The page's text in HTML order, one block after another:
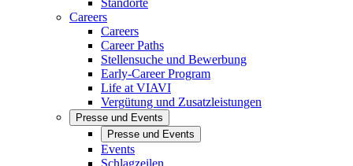
Standorte
Careers
Careers
Career Paths
Stellensuche und Bewerbung
Early-Career Program
Life at VIAVI
Vergütung und Zusatzleistungen
Presse und Events
Presse und Events
Events